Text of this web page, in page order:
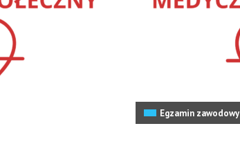
Egzamin zawodowy